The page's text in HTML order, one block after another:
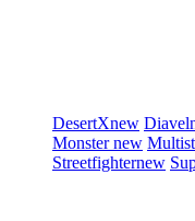
DesertXnew Diavel
Monsternew
Streetfighternew